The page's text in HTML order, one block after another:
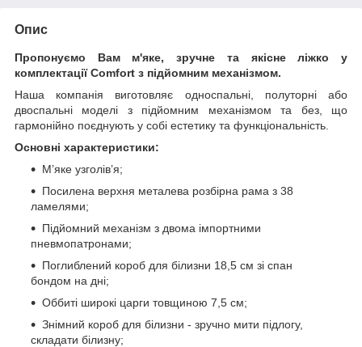
Опис
Пропонуємо Вам м'яке, зручне та якiсне ліжко у
комплектації Comfort з підйомним механізмом.
Наша компанія виготовляє односпальні, полуторні або
двоспальні моделі з підйомним механізмом та без, що
гармонійно поєднують у собі естетику та функціональність.
Основні характеристики:
М’яке узголів’я;
Посилена верхня металева розбірна рама з 38
ламелями;
Підйомний механізм з двома імпортними
пневмопатронами;
Поглиблений короб для білизни 18,5 см зі спан
бондом на дні;
Оббиті широкі царги товщиною 7,5 см;
Знімний короб для білизни - зручно мити підлогу,
складати білизну;